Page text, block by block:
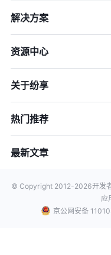
解决方案
资源中心
关于纷享
热门推荐
最新文章
© Copyright 2012-2026开发
应
京公网安备